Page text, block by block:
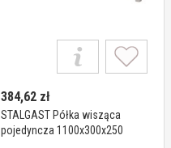
384,62 zł
STALGAST Półka wisząca
pojedyncza 1100x300x250